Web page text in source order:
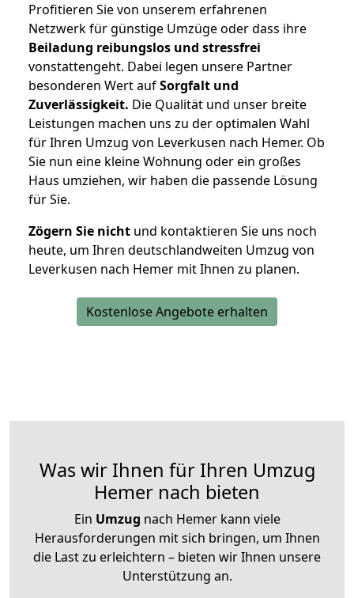
Profitieren Sie von unserem erfahrenen
Netzwerk für günstige Umzüge oder dass ihre
Beiladung reibungslos und stressfrei
vonstattengeht. Dabei legen unsere Partner
besonderen Wert aufSorgfalt und
Zuverlässigkeit. Die Qualität und unser breite
Leistungen machen uns zu der optimalen Wahl
für Ihren Umzug von Leverkusen nach Hemer. Ob
Sie nun eine kleine Wohnung oder ein großes
Haus umziehen, wir haben die passende Lösung
für Sie.
Zögern Sie nicht und kontaktieren Sie uns noch
heute, um Ihren deutschlandweiten Umzug von
Leverkusen nach Hemer mit Ihnen zu planen.
Kostenlose Angebote erhalten
Was wir Ihnen für Ihren Umzug
Hemer nach bieten
Ein Umzug nach Hemer kann viele
Herausforderungen mit sich bringen, um Ihnen
die Last zu erleichtern – bieten wir Ihnen unsere
Unterstützung an.